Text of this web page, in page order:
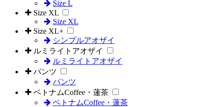
Size L
Size XL
Size XL
Size XL+
シンプルアオザイ
ルミライトアオザイ
ルミライトアオザイ
パンツ
パンツ
ベトナムCoffee・蓮茶
ベトナムCoffee・蓮茶